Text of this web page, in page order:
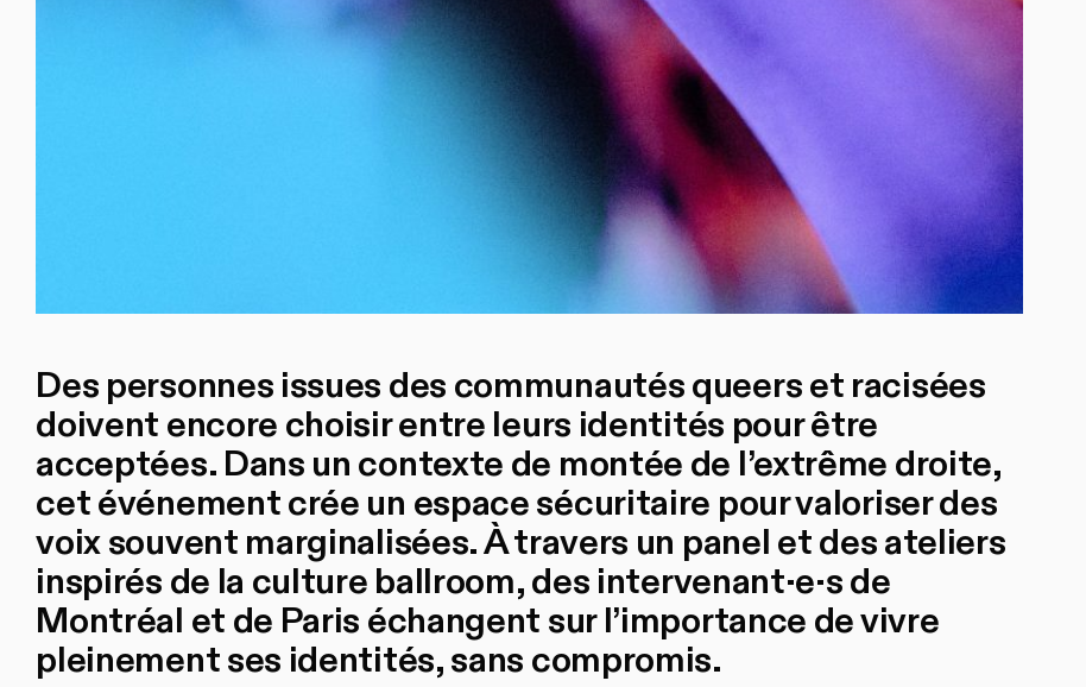
Des personnes issues des communautés queers et racisées
doivent encore choisir entre leurs identités pour être
acceptées. Dans un contexte de montée de l’extrême droite,
cet événement crée un espace sécuritaire pour valoriser des
voix souvent marginalisées. À travers un panel et des ateliers
inspirés de la culture ballroom, des intervenant·e·s de
Montréal et de Paris échangent sur l’importance de vivre
pleinement ses identités, sans compromis.